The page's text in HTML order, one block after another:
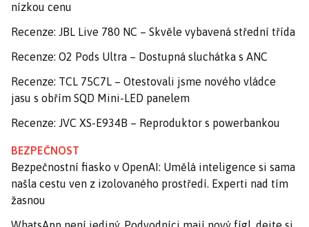
nízkou cenu
Recenze: JBL Live 780 NC – Skvěle vybavená střední třída
Recenze: O2 Pods Ultra – Dostupná sluchátka s ANC
Recenze: TCL 75C7L – Otestovali jsme nového vládce
jasu s obřím SQD Mini-LED panelem
Recenze: JVC XS-E934B – Reproduktor s powerbankou
BEZPEČNOST
Bezpečnostní fiasko v OpenAI: Umělá inteligence si sama
našla cestu ven z izolovaného prostředí. Experti nad tím
žasnou